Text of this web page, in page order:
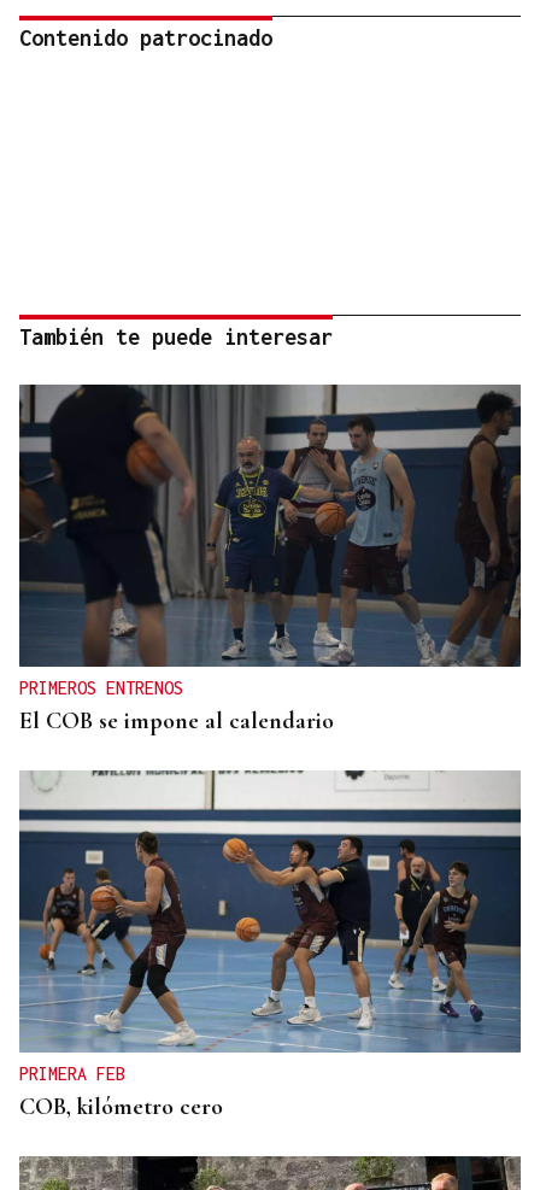
Contenido patrocinado
También te puede interesar
PRIMEROS ENTRENOS
El COB se impone al calendario
PRIMERA FEB
COB, kilómetro cero